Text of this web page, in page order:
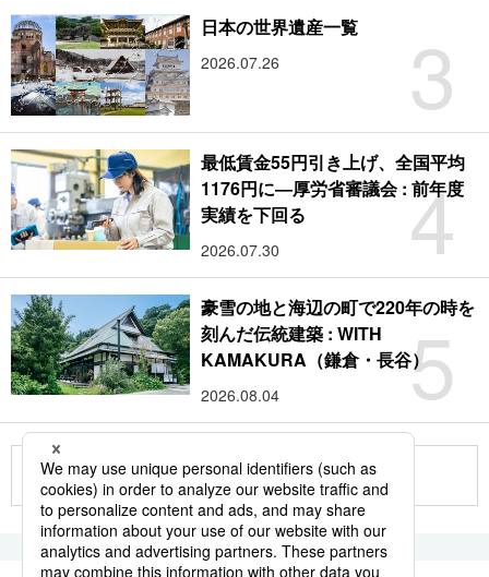
3
日本の世界遺産一覧
2026.07.26
4
最低賃金55円引き上げ、全国平均
1176円に―厚労省審議会 : 前年度
実績を下回る
2026.07.30
5
豪雪の地と海辺の町で220年の時を
刻んだ伝統建築 : WITH
KAMAKURA（鎌倉・長谷）
2026.08.04
もっと見る